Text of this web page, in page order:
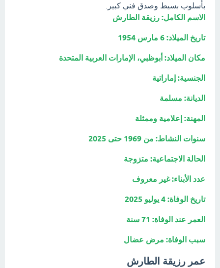
بأسلوب بسيط وصدق فني كبير.
الاسم الكامل: رزيقة الطارش
تاريخ الميلاد: 6 مارس 1954
مكان الميلاد: أبوظبي، الإمارات العربية المتحدة
الجنسية: إماراتية
الديانة: مسلمة
المهنة: إعلامية وممثلة
سنوات النشاط: من 1969 حتى 2025
الحالة الاجتماعية: متزوجة
عدد الأبناء: غير معروف
تاريخ الوفاة: 4 يوليو 2025
العمر عند الوفاة: 71 سنة
سبب الوفاة: مرض عضال
عمر رزيقة الطارش